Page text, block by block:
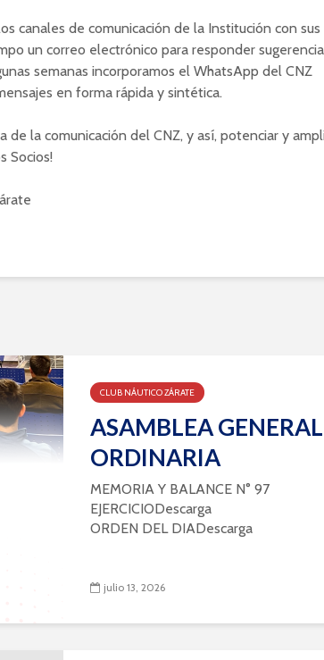
canales de comunicación de la Institución con sus
un correo electrónico para responder
semanas incorporamos el WhatsApp del CNZ
en forma rápida y sintética.
de la comunicación del CNZ, y así, potenciar y
Socios!
CLUB NÁUTICO ZÁRATE
ASAMBLEA GENERAL
ORDINARIA
MEMORIA Y BALANCE N° 97
EJERCICIODescarga
ORDEN DEL DIADescarga
julio 13, 2026